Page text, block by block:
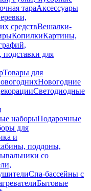
тараАксессуары
средствВешалки-
КопилкиКартины,
для
Товары для
Новогодние
Светодиодные
наборыПодарочные
для
и
поддоны,
со
Спа-бассейны с
Бытовые